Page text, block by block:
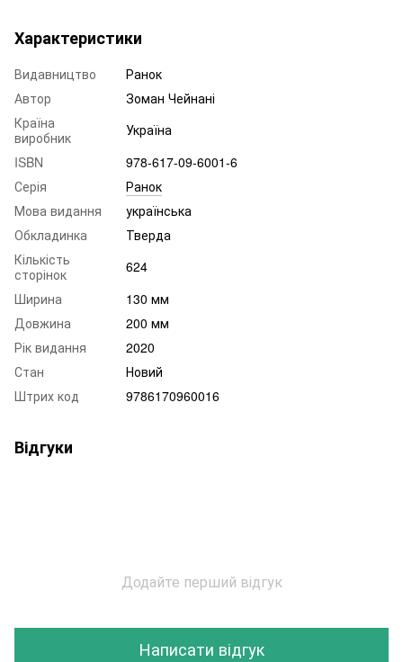
Характеристики
Видавництво
Ранок
Автор
Зоман Чейнані
Країна
виробник
Україна
ISBN
978-617-09-6001-6
Серія
Ранок
Мова видання
українська
Обкладинка
Тверда
Кількість
сторінок
624
Ширина
130 мм
Довжина
200 мм
Рік видання
2020
Стан
Новий
Штрих код
9786170960016
Відгуки
Додайте перший відгук
Написати відгук